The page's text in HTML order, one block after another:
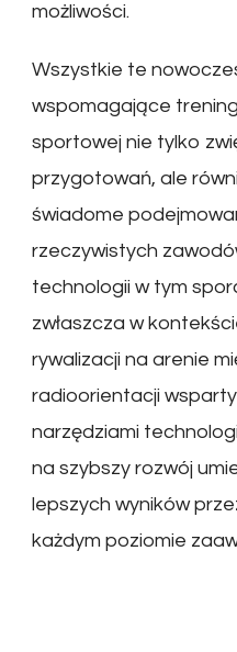
możliwości.
Wszystkie te
wspomagające
sportowej nie tylko
przygotowań, ale
świadome
rzeczywistych
technologii w tym
zwłaszcza w
rywalizacji na arenie
radioorientacji
narzędziami
na szybszy rozwój
lepszych wyników
każdym poziomie